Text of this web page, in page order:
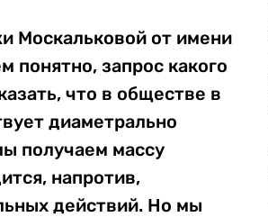
Москальковой от имени
понятно, запрос какого
что в обществе в
диаметрально
получаем массу
напротив,
действий. Но мы